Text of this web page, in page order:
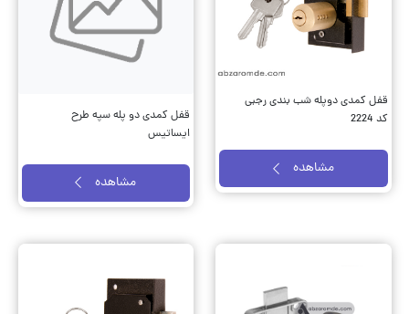
قفل کمدی دوپله شب بندی رجبی
کد 2224
مشاهده
قفل کمدی دو پله سپه طرح
ایساتیس
مشاهده